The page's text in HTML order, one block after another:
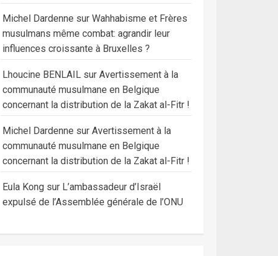
Michel Dardenne sur Wahhabisme et Frères
musulmans même combat: agrandir leur
influences croissante à Bruxelles ?
Lhoucine BENLAILsur Avertissement à la
communauté musulmane en Belgique
concernant la distribution de la Zakat al-Fitr !
Michel Dardenne sur Avertissement à la
communauté musulmane en Belgique
concernant la distribution de la Zakat al-Fitr !
Eula Kongsur L’ambassadeur d’Israël
expulsé de l’Assemblée générale de l’ONU